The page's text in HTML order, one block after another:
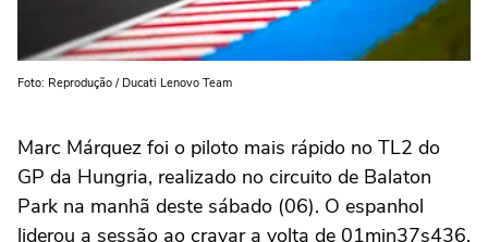
Foto: Reprodução / Ducati Lenovo Team
Marc Márquez foi o piloto mais rápido no TL2 do
GP da Hungria, realizado no circuito de Balaton
Park na manhã deste sábado (06). O espanhol
liderou a sessão ao cravar a volta de 01min37s436.